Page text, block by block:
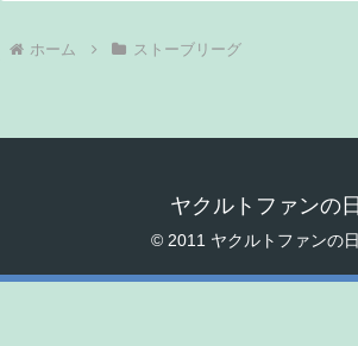
ホーム ストーブリーグ
ヤクルトファンの
© 2011 ヤクルトファンの